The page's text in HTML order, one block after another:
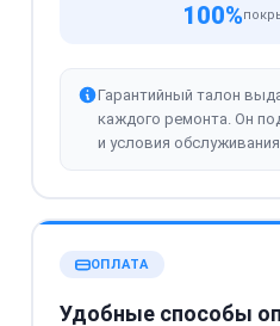
100%
Гарантийный талон
каждого ремонта. Он
и условия
ОПЛАТА
Удобные способы